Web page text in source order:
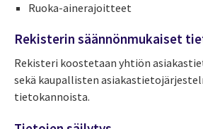
Ruoka-ainerajoitteet
Rekisterin säännönmukaiset
Rekisteri koostetaan yhtiön
sekä kaupallisten
tietokannoista.